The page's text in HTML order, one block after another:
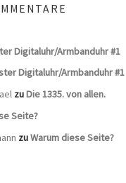
Digitaluhr/Armbanduhr #1
Digitaluhr/Armbanduhr #1
zuDie 1335. von allen.
Seite?
zuWarum diese Seite?